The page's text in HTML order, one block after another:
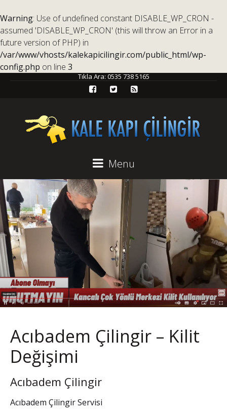
Warning: Use of undefined constant DISABLE_WP_CRON -
assumed 'DISABLE_WP_CRON' (this will throw an Error in a
future version of PHP) in
/var/www/vhosts/kalekapicilingir.com/public_html/wp-
config.php on line 3
Tıkla Ara: 0535 738 5165
Menu
Acıbadem Çilingir – Kilit
Değişimi
Acıbadem Çilingir
Acıbadem Çilingir Servisi